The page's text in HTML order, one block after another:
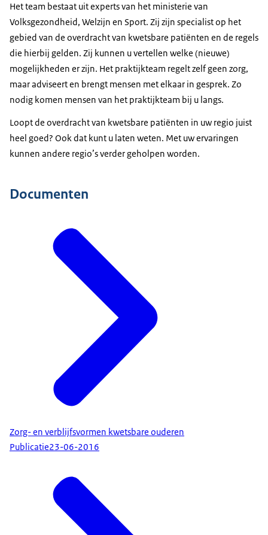
Het team bestaat uit experts van het ministerie van
Volksgezondheid, Welzijn en Sport. Zij zijn specialist op het
gebied van de overdracht van kwetsbare patiënten en de regels
die hierbij gelden. Zij kunnen u vertellen welke (nieuwe)
mogelijkheden er zijn. Het praktijkteam regelt zelf geen zorg,
maar adviseert en brengt mensen met elkaar in gesprek. Zo
nodig komen mensen van het praktijkteam bij u langs.
Loopt de overdracht van kwetsbare patiënten in uw regio juist
heel goed? Ook dat kunt u laten weten. Met uw ervaringen
kunnen andere regio’s verder geholpen worden.
Documenten
Zorg- en verblijfsvormen kwetsbare ouderen
Publicatie23-06-2016